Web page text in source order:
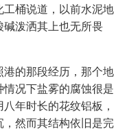
桶说道，以前水泥地
泼洒其上也无所畏
的那段经历，那个地
况下盐雾的腐蚀很是
年时长的花纹铝板，
然而其结构依旧是完